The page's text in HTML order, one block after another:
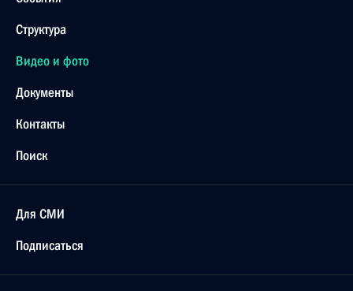
Структура
Видео и фото
Документы
Контакты
Поиск
Для СМИ
Подписаться